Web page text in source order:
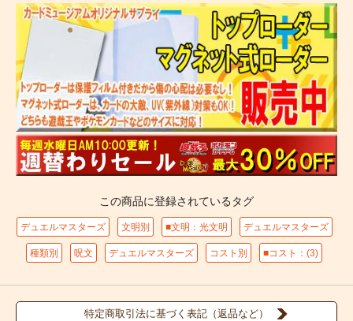
この商品に登録されているタグ
デュエルマスターズ 文明別 ■文明：光文明 デュエルマスターズ
種類別 呪文 デュエルマスターズ コスト別 ■コスト：(3)
特定商取引法に基づく表記（返品など）